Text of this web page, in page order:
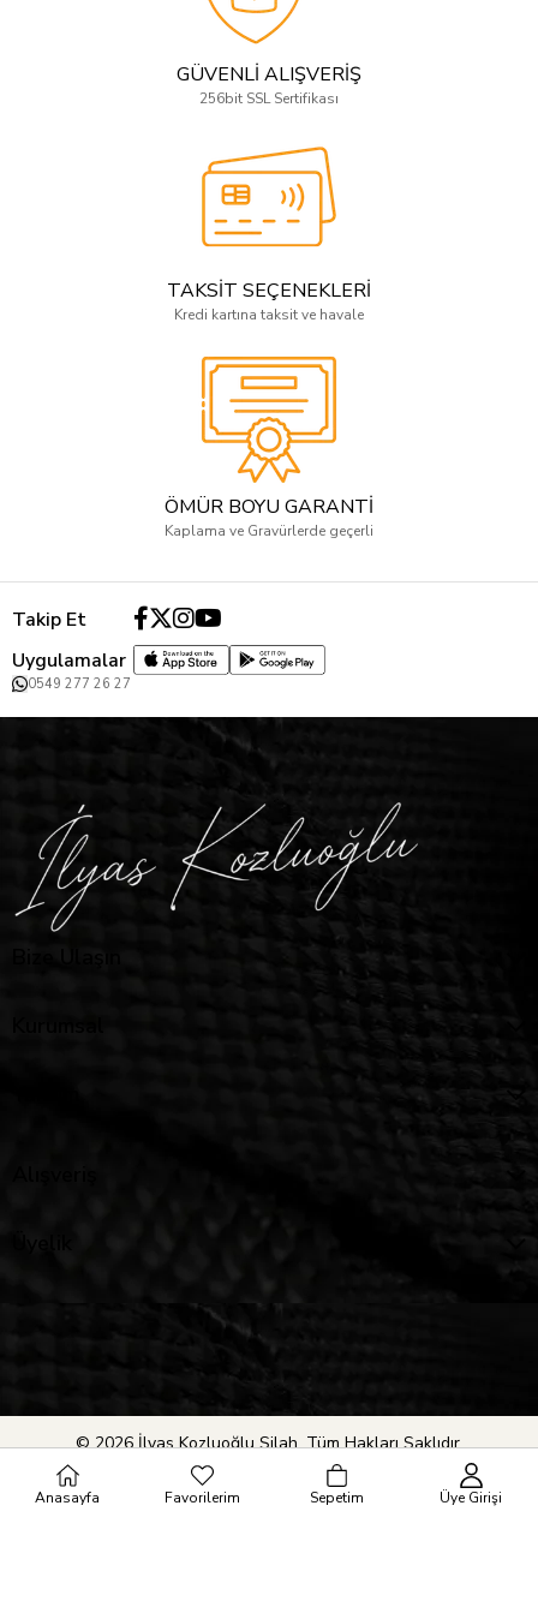
GÜVENLİ ALIŞVERİŞ
256bit SSL Sertifikası
TAKSİT SEÇENEKLERİ
Kredi kartına taksit ve havale
ÖMÜR BOYU GARANTİ
Kaplama ve Gravürlerde geçerli
Takip Et
Uygulamalar
0549 277 26 27
© 2026 İlyas Kozluoğlu Silah. Tüm Hakları Saklıdır.
Anasayfa Favorilerim Sepetim Üye Girişi